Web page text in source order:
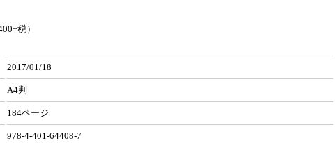
税）
2017/01/18
A4判
184ページ
978-4-401-64408-7